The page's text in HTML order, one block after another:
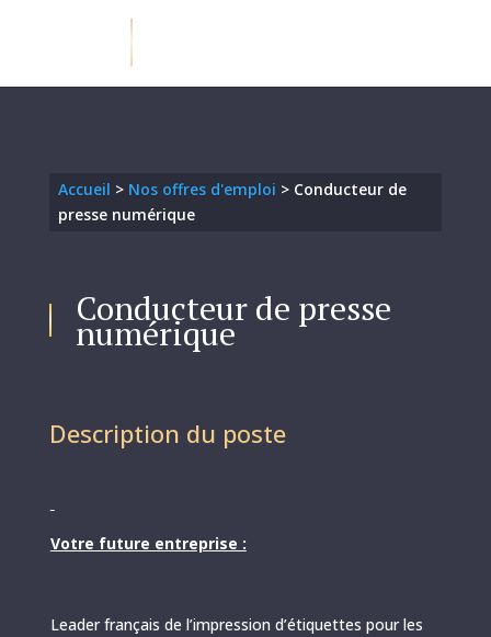
Accueil > Nos offres d'emploi > Conducteur de
presse numérique
Conducteur de presse
numérique
Description du poste
Votre future entreprise :
Leader français de l’impression d’étiquettes pour les